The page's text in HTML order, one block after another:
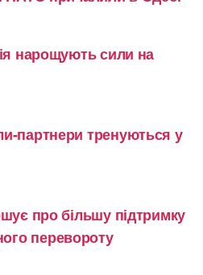
нарощують сили на
партнери тренуються у
про більшу підтримку
перевороту